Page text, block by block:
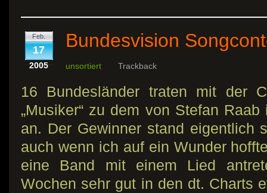
Feb.
17
2005
Bundesvision
unsortiert Trackback
16 Bundesländer traten mit der
„Musiker“ zu dem von Stefan
an. Der Gewinner stand eigentlich
auch wenn ich auf ein Wunder
eine Band mit einem Lied
Wochen sehr gut in den dt. Charts